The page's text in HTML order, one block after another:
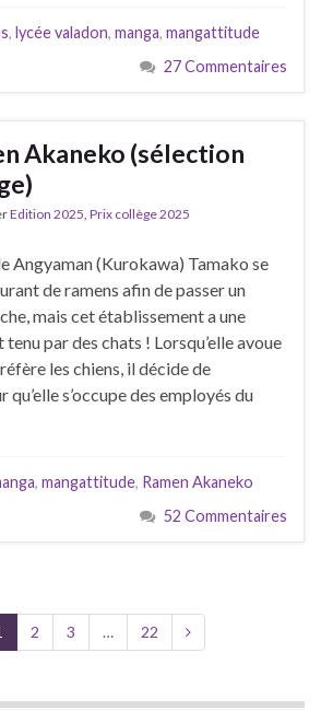
, lycée valadon, manga, mangattitude
27 Commentaires
Akaneko (sélection
Edition 2025 Prix collège 2025
Angyaman (Kurokawa) Tamako se
de ramens afin de passer un
mais cet établissement a une
par des chats ! Lorsqu’elle avoue
les chiens, il décide de
qu’elle s’occupe des employés du
, mangattitude, Ramen Akaneko
52 Commentaires
2 3 … 22